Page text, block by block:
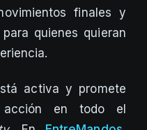
finales y
quienes quieran
activa y promete
acción en todo el